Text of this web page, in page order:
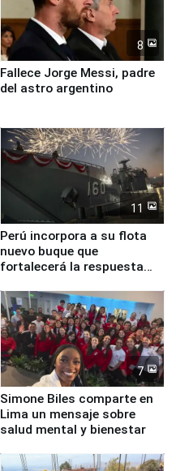
8
Fallece Jorge Messi, padre
del astro argentino
11
Perú incorpora a su flota
nuevo buque que
fortalecerá la respuesta
7
Simone Biles comparte en
Lima un mensaje sobre
salud mental y bienestar